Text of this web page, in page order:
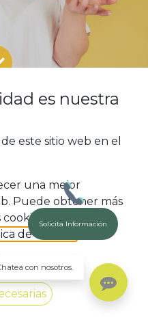
y asegurar tu futuro laboral
la competitividad
convertido en dos
para asegurar un
Ante este
ungrado superior de
es nuestra
este sitio web en el
una mejor
Puede obtener más
y cómo las
de Cookies
Solicita Información
con nosotros.